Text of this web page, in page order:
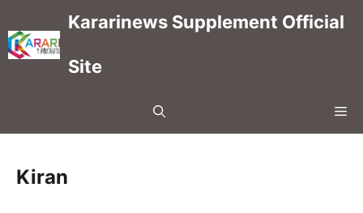
content
Kararinews Supplement Official
Site
Kiran